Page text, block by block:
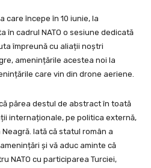
care începe în 10 iunie, la
în cadrul NATO o sesiune dedicată
împreună cu aliații noștri
amenințările acestea noi la
care vin din drone aeriene.
părea destul de abstract în toată
internaționale, pe politica externă,
Iată că statul român a
și vă aduc aminte că
NATO cu participarea Turciei,